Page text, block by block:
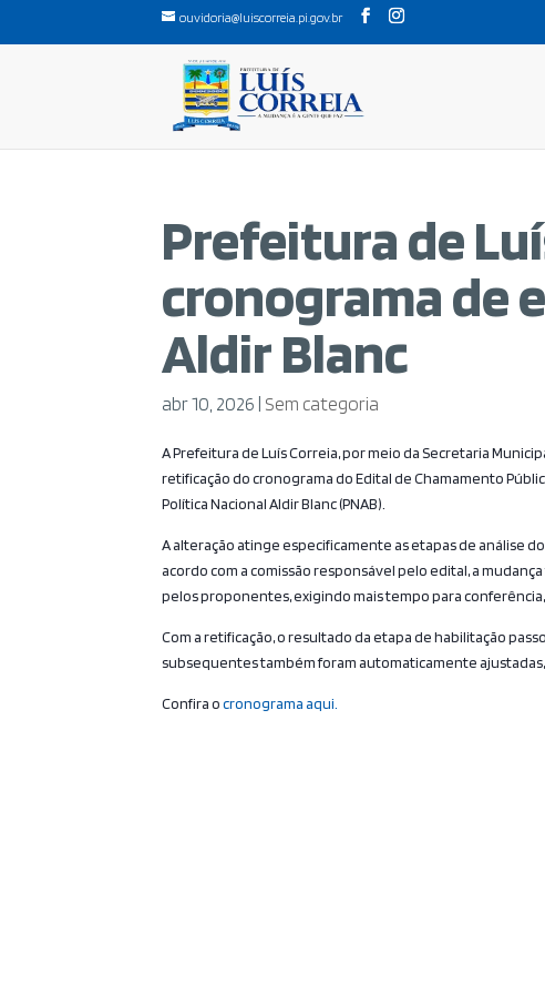
ouvidoria@luiscorreia.pi.gov.br
Prefeitura de
cronograma de
Aldir Blanc
abr 10, 2026 Sem categoria
A Prefeitura de Luís Correia, por meio da Secretaria
retificação do cronograma do Edital de Chamamento
Política Nacional Aldir Blanc (PNAB).
A alteração atinge especificamente as etapas de análise
acordo com a comissão responsável pelo edital, a
pelos proponentes, exigindo mais tempo para conferência,
Com a retificação, o resultado da etapa de habilitação
subsequentes também foram automaticamente
Confira ocronograma aqui.